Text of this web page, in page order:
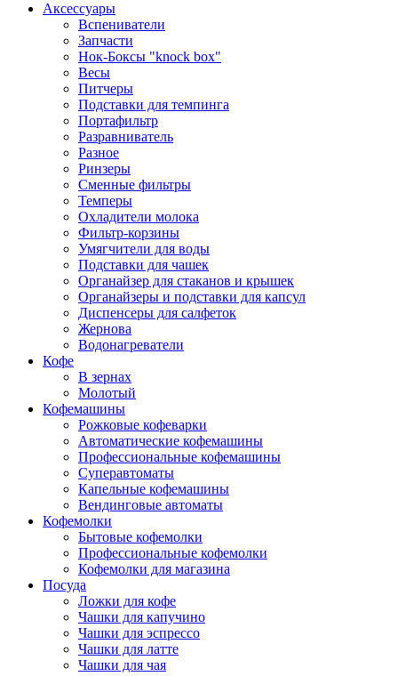
Аксессуары
Вспениватели
Запчасти
Нок-Боксы "knock box"
Весы
Питчеры
Подставки для темпинга
Портафильтр
Разравниватель
Разное
Ринзеры
Сменные фильтры
Темперы
Охладители молока
Фильтр-корзины
Умягчители для воды
Подставки для чашек
Органайзер для стаканов и крышек
Органайзеры и подставки для капсул
Диспенсеры для салфеток
Жернова
Водонагреватели
Кофе
В зернах
Молотый
Кофемашины
Рожковые кофеварки
Автоматические кофемашины
Профессиональные кофемашины
Суперавтоматы
Капельные кофемашины
Вендинговые автоматы
Кофемолки
Бытовые кофемолки
Профессиональные кофемолки
Кофемолки для магазина
Посуда
Ложки для кофе
Чашки для капучино
Чашки для эспрессо
Чашки для латте
Чашки для чая